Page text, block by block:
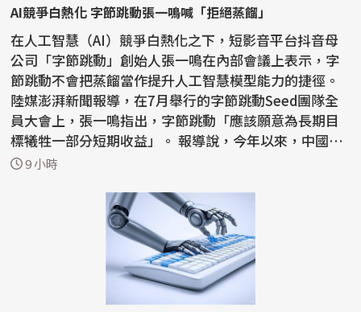
AI競爭白熱化 字節跳動張一鳴喊「拒絕蒸餾」
在人工智慧（AI）競爭白熱化之下，短影音平台抖音母
公司「字節跳動」創始人張一鳴在內部會議上表示，字
節跳動不會把蒸餾當作提升人工智慧模型能力的捷徑。
陸媒澎湃新聞報導，在7月舉行的字節跳動Seed團隊全
員大會上，張一鳴指出，字節跳動「應該願意為長期目
標犧牲一部分短期收益」。 報導說，今年以來，中國國
內AI...
9 小時